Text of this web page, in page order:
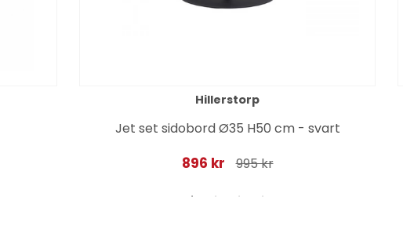
Hillerstorp
Jet set sidobord Ø35 H50 cm - svart
896 kr 995 kr